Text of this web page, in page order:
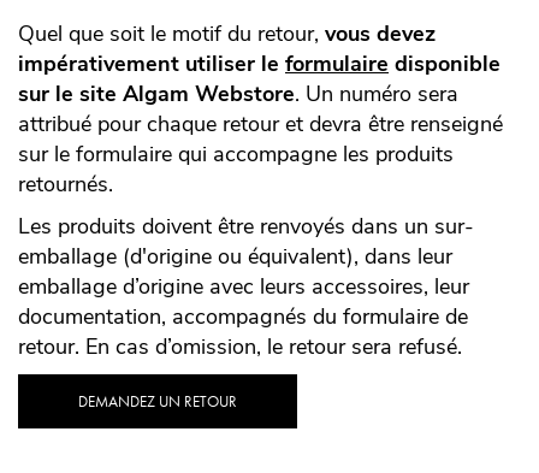
Quel que soit le motif du retour, vous devez
impérativement utiliser le formulaire disponible
sur le site Algam Webstore. Un numéro sera
attribué pour chaque retour et devra être renseigné
sur le formulaire qui accompagne les produits
retournés.
Les produits doivent être renvoyés dans un sur-
emballage (d'origine ou équivalent), dans leur
emballage d’origine avec leurs accessoires, leur
documentation, accompagnés du formulaire de
retour. En cas d’omission, le retour sera refusé.
DEMANDEZ UN RETOUR